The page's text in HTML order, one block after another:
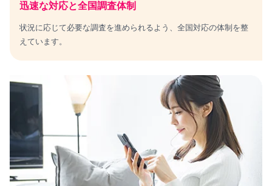
迅速な対応と全国調査体制
状況に応じて必要な調査を進められるよう、全国対応の体制を整
えています。